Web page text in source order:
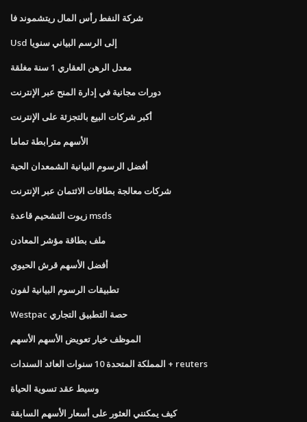
شركة النفط رأس المال ريتشموند فا
Usd إلى الرسم البياني سنويا
معدل الرهن العقاري 1 سنة مغلقة
دورات مجانية في إدارة المنح عبر الإنترنت
أكبر شركات البيع بالتجزئة على الإنترنت
الأسهم مترابطة تماما
أفضل الرسوم البيانية الشمعدان الحية
شركات معالجة بطاقات الائتمان عبر الإنترنت
زيوت التشحيم قاعدة msds
ملف بطاقة مؤشر المعادن
أفضل الأسهم قرش الحيوي
تطبيقات الرسوم البيانية لفون
Westpac حصة التطبيق التجاري
الموظف خيار تعويض الأسهم الأسهم
المملكة المتحدة 10 سنوات العائد السندات + reuters
وسيط عقد تسوية الحياة
كيف يمكنني العثور على أسعار الأسهم السابقة